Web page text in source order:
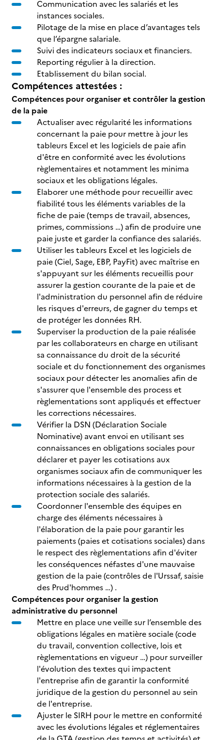
Communication avec les salariés et les
instances sociales.
Pilotage de la mise en place d’avantages tels
que l’épargne salariale.
Suivi des indicateurs sociaux et financiers.
Reporting régulier à la direction.
Etablissement du bilan social.
Compétences attestées :
Compétences pour organiser et contrôler la gestion
de la paie
Actualiser avec régularité les informations
concernant la paie pour mettre à jour les
tableurs Excel et les logiciels de paie afin
d'être en conformité avec les évolutions
règlementaires et notamment les minima
sociaux et les obligations légales.
Elaborer une méthode pour recueillir avec
fiabilité tous les éléments variables de la
fiche de paie (temps de travail, absences,
primes, commissions …) afin de produire une
paie juste et garder la confiance des salariés.
Utiliser les tableurs Excel et les logiciels de
paie (Ciel, Sage, EBP, PayFit) avec maîtrise en
s'appuyant sur les éléments recueillis pour
assurer la gestion courante de la paie et de
l'administration du personnel afin de réduire
les risques d'erreurs, de gagner du temps et
de protéger les données RH.
Superviser la production de la paie réalisée
par les collaborateurs en charge en utilisant
sa connaissance du droit de la sécurité
sociale et du fonctionnement des organismes
sociaux pour détecter les anomalies afin de
s'assurer que l'ensemble des process et
règlementations sont appliqués et effectuer
les corrections nécessaires.
Vérifier la DSN (Déclaration Sociale
Nominative) avant envoi en utilisant ses
connaissances en obligations sociales pour
déclarer et payer les cotisations aux
organismes sociaux afin de communiquer les
informations nécessaires à la gestion de la
protection sociale des salariés.
Coordonner l'ensemble des équipes en
charge des éléments nécessaires à
l'élaboration de la paie pour garantir les
paiements (paies et cotisations sociales) dans
le respect des règlementations afin d'éviter
les conséquences néfastes d'une mauvaise
gestion de la paie (contrôles de l'Urssaf, saisie
des Prud'hommes …) .
Compétences pour organiser la gestion
administrative du personnel
Mettre en place une veille sur l’ensemble des
obligations légales en matière sociale (code
du travail, convention collective, lois et
règlementations en vigueur …) pour surveiller
l'évolution des textes qui impactent
l'entreprise afin de garantir la conformité
juridique de la gestion du personnel au sein
de l'entreprise.
Ajuster le SIRH pour le mettre en conformité
avec les évolutions légales et réglementaires